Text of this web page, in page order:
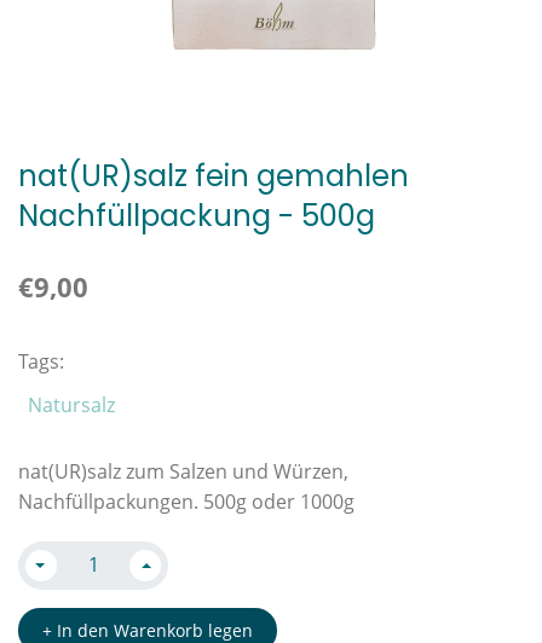
nat(UR)salz fein gemahlen
Nachfüllpackung - 500g
€9,00
Tags:
Natursalz
nat(UR)salz zum Salzen und Würzen,
Nachfüllpackungen. 500g oder 1000g
+ In den Warenkorb legen